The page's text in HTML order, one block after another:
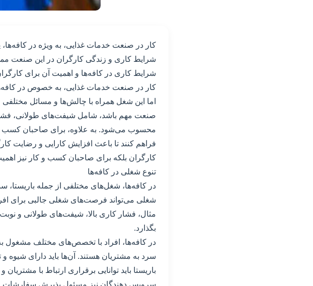
کار در صنعت خدمات غذایی، به ویژه در
شرایط کاری و زندگی کارگران در این صنعت
شرایط کاری در کافه‌ها و اهمیت آن برای
کار در صنعت خدمات غذایی، به خصوص در
اما این شغل همراه با چالش‌ها و مسائل
صنعت مهم باشد، شامل شیفت‌های طولانی،
محسوب می‌شود. به علاوه، برای صاحبان کسب
فراهم کنند تا باعث افزایش کارایی و رضایت
کارگران بلکه برای صاحبان کسب و کار نیز
تنوع شغلی در کافه‌ها
در کافه‌ها، شغل‌های مختلفی از جمله
شغلی می‌تواند فرصت‌های شغلی جالبی برای
مثال، فشار کاری بالا، شیفت‌های طولانی و
بگذارد.
در کافه‌ها، افراد با تخصص‌های مختلف مشغول
سرد به مشتریان هستند. آن‌ها باید دارای شیوه
باریستا باید توانایی برقراری ارتباط با
سرویس دهندگان نیز مسئول پذیرش سفارشات